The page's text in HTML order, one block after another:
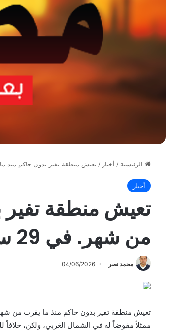
الرئيسية / أخبار / تعيش منطقة تفير بدون حاكم منذ ما يقرب من
أخبار
تعيش منطقة
من شهر. في 29 سبتمبر، الرئيس…
محمد نصر 04/06/2026
ممثلاً مفوضاً له في الشمال الغربي، ولكن، خلافاً